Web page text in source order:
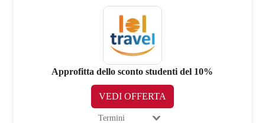
Approfitta dello sconto studenti del 10%
VEDI OFFERTA
Termini